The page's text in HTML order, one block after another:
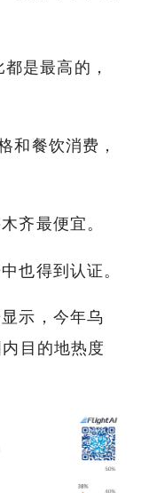
是最高的，
和餐饮消费，
齐最便宜。
也得到认证。
示，今年乌
目的地热度